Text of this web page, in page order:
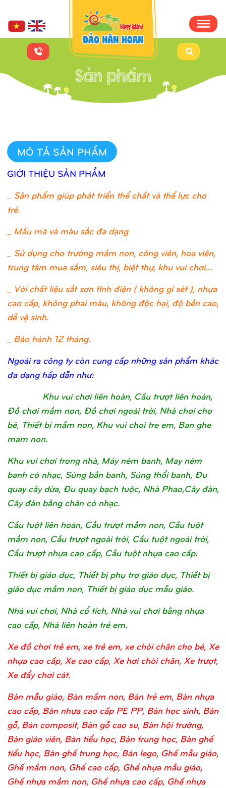
MÔ TẢ SẢN PHẨM
GIỚI THIỆU SẢN PHẨM
Sản phẩm giúp phát triển thể chất và thể lực cho
trẻ.
_ Mẫu mã và màu sắc đa dạng
_ Sử dụng cho trường mầm non, công viên, hoa viên,
trung tâm mua sắm, siêu thị, biệt thự, khu vui chơi…
_ Với chất liệu sắt sơn tĩnh điện ( không gỉ sét ), nhựa
cao cấp, không phai màu, không độc hại, độ bền cao,
dễ vệ sinh.
_ Bảo hành 12 tháng.
Ngoài ra công ty còn cung cấp những sản phẩm khác
đa dạng hấp dẫn như:
Khu vui chơi liên hoàn, Cầu trượt liên hoàn,
Đồ chơi mầm non, Đồ chơi ngoài trời, Nhà chơi cho
bé, Thiết bị mầm non, Khu vui choi tre em, Ban ghe
mam non.
Khu vui chơi trong nhà, Máy ném banh, May ném
banh có nhạc, Súng bắn banh, Súng thổi banh, Đu
quay cây dừa, Đu quay bạch tuộc, Nhà Phao,Cây đàn,
Cây đàn bằng chân có nhạc.
Cầu tuột liên hoàn, Cầu trượt mầm non, Cầu tuột
mầm non, Cầu trượt ngoài trời, Cầu tuột ngoài trời,
Cầu trượt nhựa cao cấp, Cầu tuột nhựa cao cấp.
Thiết bị giáo dục, Thiết bị phụ trợ giáo dục, Thiết bị
giáo dục mầm non, Thiết bị giáo dục mẫu giáo.
Nhà vui chơi, Nhà cổ tích, Nhà vui chơi bằng nhựa
cao cấp, Nhà liên hoàn trẻ em.
Xe đồ chơi trẻ em, xe trẻ em, xe chòi chân cho bé, Xe
nhựa cao cấp, Xe cao cấp, Xe hơi chòi chân, Xe trượt,
Xe đẩy chơi cát.
Bàn mẫu giáo, Bàn mầm non, Bàn trẻ em, Bàn nhựa
cao cấp, Bàn nhựa cao cấp PE PP, Bàn học sinh, Bàn
gỗ, Bàn composit, Bàn gỗ cao su, Bàn hội trường,
Bàn giáo viên, Bàn tiểu học, Bàn trung học, Bàn ghế
tiểu học, Bàn ghế trung học, Bàn lego, Ghế mẫu giáo,
Ghế mầm non, Ghế cao cấp, Ghế nhựa mẫu giáo,
Ghế nhựa mầm non, Ghế nhựa cao cấp, Ghế nhựa